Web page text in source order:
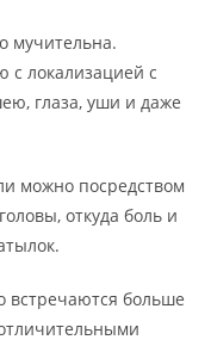
мучительна.
с локализацией с
глаза, уши и даже
можно посредством
откуда боль и
встречаются больше